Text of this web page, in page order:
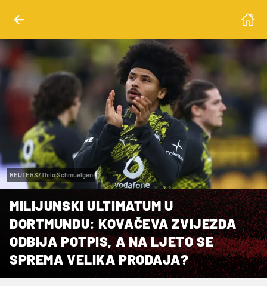
REUTERS/Thilo Schmuelgen
MILIJUNSKI ULTIMATUM U
DORTMUNDU: KOVAČEVA ZVIJEZDA
ODBIJA POTPIS, A NA LJETO SE
SPREMA VELIKA PRODAJA?